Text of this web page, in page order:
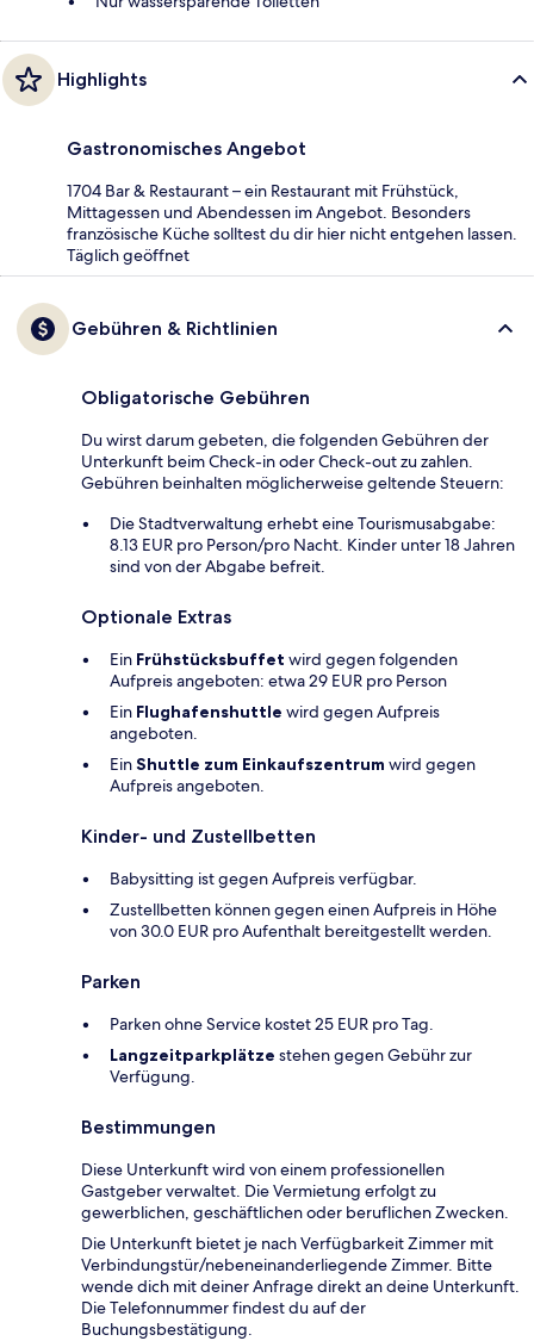
Highlights
Gastronomisches Angebot
1704 Bar & Restaurant – ein Restaurant mit Frühstück,
Mittagessen und Abendessen im Angebot. Besonders
französische Küche solltest du dir hier nicht entgehen lassen.
Täglich geöffnet
Gebühren & Richtlinien
Obligatorische Gebühren
Du wirst darum gebeten, die folgenden Gebühren der
Unterkunft beim Check-in oder Check-out zu zahlen.
Gebühren beinhalten möglicherweise geltende Steuern:
Die Stadtverwaltung erhebt eine Tourismusabgabe:
8.13 EUR pro Person/pro Nacht. Kinder unter 18 Jahren
sind von der Abgabe befreit.
Optionale Extras
Ein Frühstücksbuffet wird gegen folgenden
Aufpreis angeboten: etwa 29 EUR pro Person
Ein Flughafenshuttle wird gegen Aufpreis
angeboten.
EinShuttle zum Einkaufszentrum wird gegen
Aufpreis angeboten.
Kinder- und Zustellbetten
Babysitting ist gegen Aufpreis verfügbar.
Zustellbetten können gegen einen Aufpreis in Höhe
von 30.0 EUR pro Aufenthalt bereitgestellt werden.
Parken
Parken ohne Service kostet 25 EUR pro Tag.
Langzeitparkplätze stehen gegen Gebühr zur
Verfügung.
Bestimmungen
Diese Unterkunft wird von einem professionellen
Gastgeber verwaltet. Die Vermietung erfolgt zu
gewerblichen, geschäftlichen oder beruflichen Zwecken.
Die Unterkunft bietet je nach Verfügbarkeit Zimmer mit
Verbindungstür/nebeneinanderliegende Zimmer. Bitte
wende dich mit deiner Anfrage direkt an deine Unterkunft.
Die Telefonnummer findest du auf der
Buchungsbestätigung.